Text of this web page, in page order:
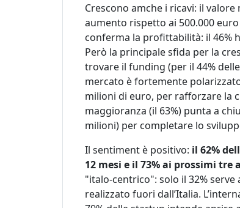
Crescono amche i ricavi: il
aumento rispetto ai 500.000 euro
conferma la profittabilità: il 46%
Però la principale sfida per la
trovare il funding (per il 44%
mercato è fortemente
milioni di euro, per rafforzare la
maggioranza (il 63%) punta a
milioni) per completare lo
Il sentiment è positivo: il 62%
12 mesi e il 73% ai prossimi tre
"italo-centrico": solo il 32%
realizzato fuori dall’Italia.